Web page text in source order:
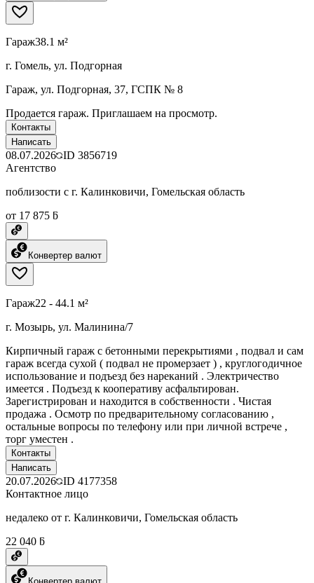
Гараж38.1 м²
г. Гомель, ул. Подгорная
Гараж, ул. Подгорная, 37, ГСПК № 8
Продается гараж. Приглашаем на просмотр.
Контакты
Написать
08.07.2026 ID 3856719
Агентство
поблизости с г. Калинковичи, Гомельская область
от 17 875 ƃ
Конвертер валют
Гараж22 - 44.1 м²
г. Мозырь, ул. Малинина/7
Кирпичный гараж с бетонными перекрытиями , подвал и сам
гараж всегда сухой ( подвал не промерзает ) , круглогодичное
использование и подъезд без нареканий . Электричество
имеется . Подъезд к кооперативу асфальтирован.
Зарегистрирован и находится в собственности . Чистая
продажа . Осмотр по предварительному согласованию ,
остальные вопросы по телефону или при личной встрече ,
торг уместен .
Контакты
Написать
20.07.2026 ID 4177358
Контактное лицо
недалеко от г. Калинковичи, Гомельская область
22 040 ƃ